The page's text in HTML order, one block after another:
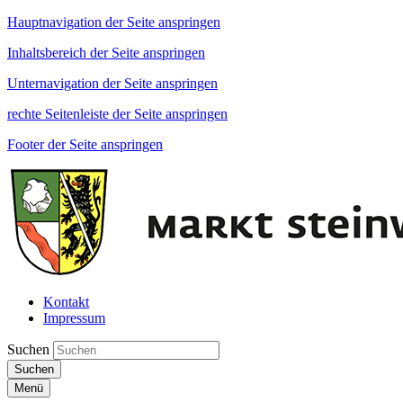
Hauptnavigation der Seite anspringen
Inhaltsbereich der Seite anspringen
Unternavigation der Seite anspringen
rechte Seitenleiste der Seite anspringen
Footer der Seite anspringen
Kontakt
Impressum
Suchen
Suchen
Menü